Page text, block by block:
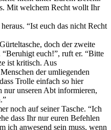
Mit welchem Recht wollt Ihr
“Ist euch das nicht Recht
doch der zweite
euch!”, ruft er. “Bitte
ist kritisch. Aus
der umliegenden
Trolle einfach so hier
nur unseren Abt informieren,
noch auf seiner Tasche. “Ich
dass Ihr nur euren Befehlen
ich anwesend sein muss, wenn